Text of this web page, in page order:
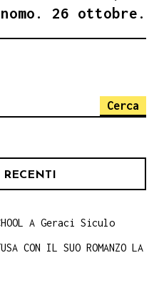
26 ottobre.
A Geraci Siculo
CON IL SUO ROMANZO LA